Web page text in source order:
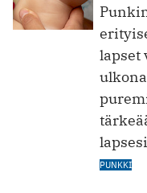
lapset
PUNKKI